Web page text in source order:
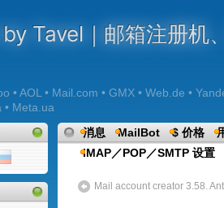
Tavel｜邮箱注册机
• AOL • Mail.com • GMX • Web.de •
• Meta.ua
消息 MailBot $ 价格
IMAP／POP／SMTP 设置
Mail account creator 3.58.